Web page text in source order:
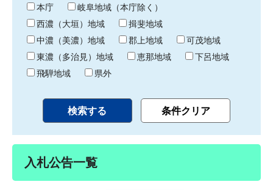
わ
り
本庁
岐阜地域（本庁除く）
西濃（大垣）地域
揖斐地域
中濃（美濃）地域
郡上地域
可茂地域
東濃（多治見）地域
恵那地域
下呂地域
飛騨地域
県外
入札公告一覧